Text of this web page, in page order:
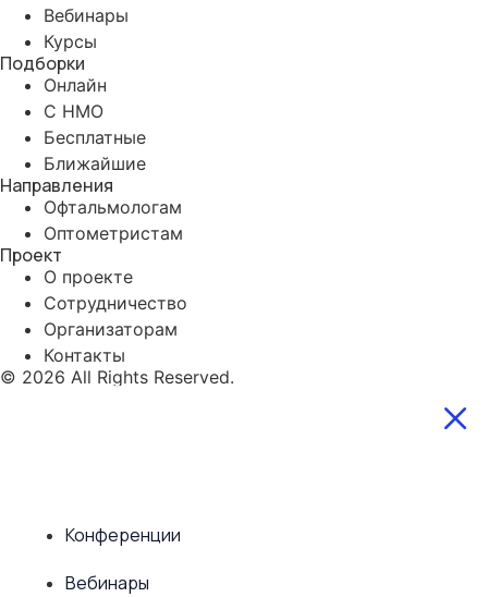
Вебинары
Курсы
Подборки
Онлайн
С НМО
Бесплатные
Ближайшие
Направления
Офтальмологам
Оптометристам
Проект
О проекте
Сотрудничество
Организаторам
Контакты
© 2026 All Rights Reserved.
Конференции
Вебинары